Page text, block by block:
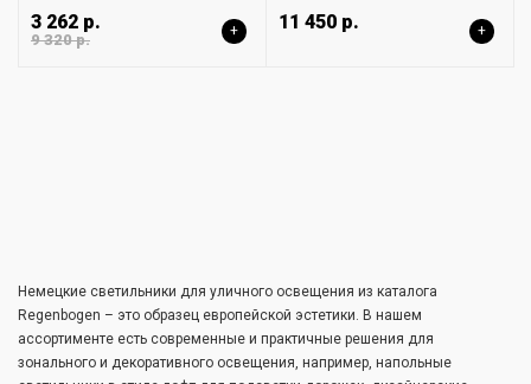
3 262 р.
9 320 р. + 11 450 р. +
Немецкие светильники для уличного освещения из каталога
Regenbogen – это образец европейской эстетики. В нашем
ассортименте есть современные и практичные решения для
зонального и декоративного освещения, например, напольные